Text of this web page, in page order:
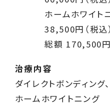
ホームホワイト
38,500円（税込）
総額 170,500
治療内容
ダイレクトボンディング、
ホームホワイトニング